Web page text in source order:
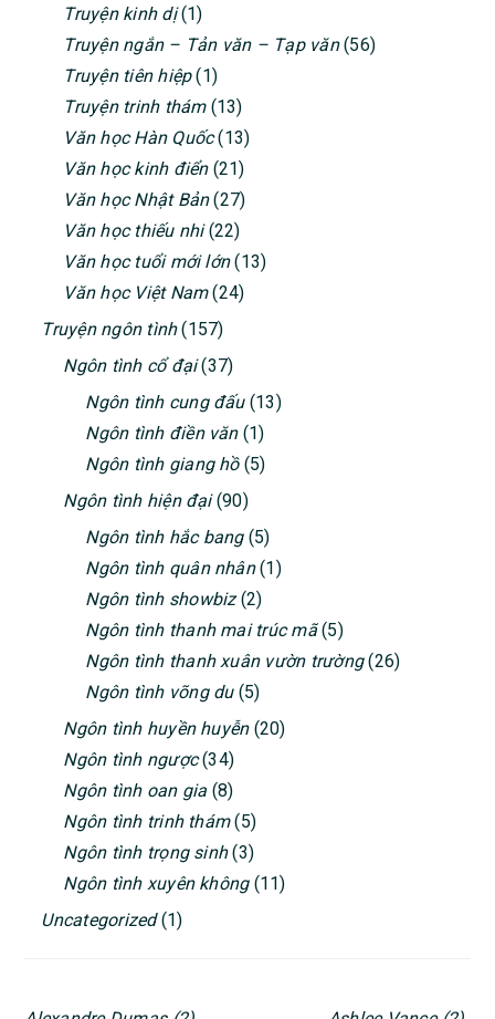
Truyện kinh dị(1)
Truyện ngắn – Tản văn – Tạp văn(56)
Truyện tiên hiệp(1)
Truyện trinh thám(13)
Văn học Hàn Quốc(13)
Văn học kinh điển(21)
Văn học Nhật Bản(27)
Văn học thiếu nhi(22)
Văn học tuổi mới lớn(13)
Văn học Việt Nam(24)
Truyện ngôn tình(157)
Ngôn tình cổ đại(37)
Ngôn tình cung đấu(13)
Ngôn tình điền văn(1)
Ngôn tình giang hồ(5)
Ngôn tình hiện đại(90)
Ngôn tình hắc bang(5)
Ngôn tình quân nhân(1)
Ngôn tình showbiz(2)
Ngôn tình thanh mai trúc mã(5)
Ngôn tình thanh xuân vườn trường(26)
Ngôn tình võng du(5)
Ngôn tình huyền huyễn(20)
Ngôn tình ngược(34)
Ngôn tình oan gia (8)
Ngôn tình trinh thám(5)
Ngôn tình trọng sinh(3)
Ngôn tình xuyên không(11)
Uncategorized(1)